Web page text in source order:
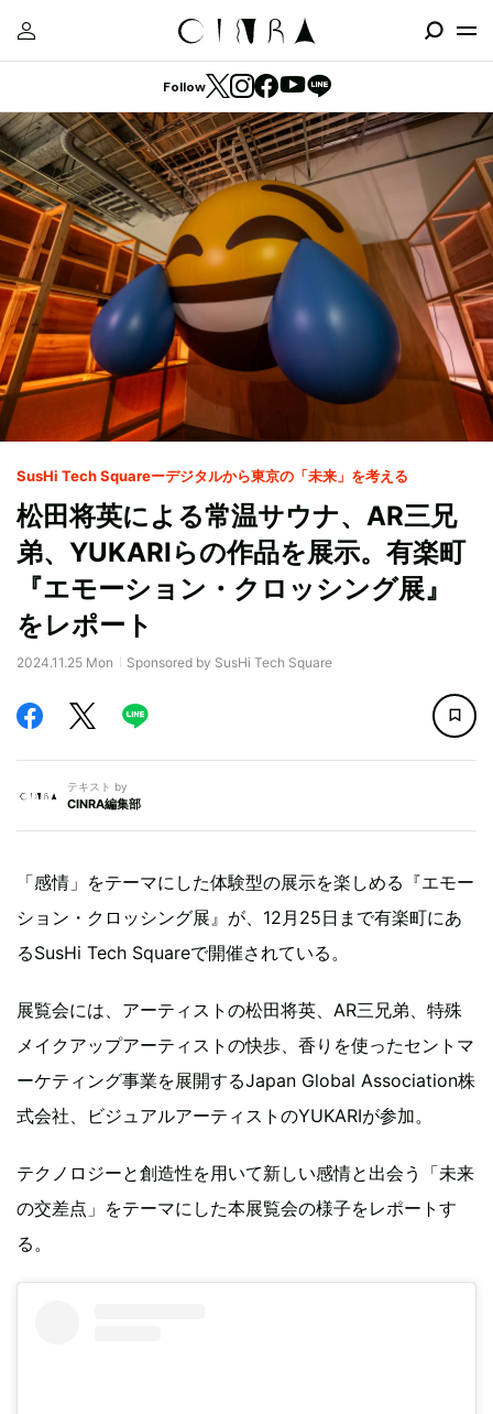
Follow
SusHi Tech Squareーデジタルから東京の「未来」を考える
松田将英による常温サウナ、AR三兄
弟、YUKARIらの作品を展示。有楽町
『エモーション・クロッシング展』
をレポート
2024.11.25 Mon Sponsored by SusHi Tech Square
テキスト by
CINRA編集部
「感情」をテーマにした体験型の展示を楽しめる『エモー
ション・クロッシング展』が、12月25日まで有楽町にあ
るSusHi Tech Squareで開催されている。
展覧会には、アーティストの松田将英、AR三兄弟、特殊
メイクアップアーティストの快歩、香りを使ったセントマ
ーケティング事業を展開するJapan Global Association株
式会社、ビジュアルアーティストのYUKARIが参加。
テクノロジーと創造性を用いて新しい感情と出会う「未来
の交差点」をテーマにした本展覧会の様子をレポートす
る。